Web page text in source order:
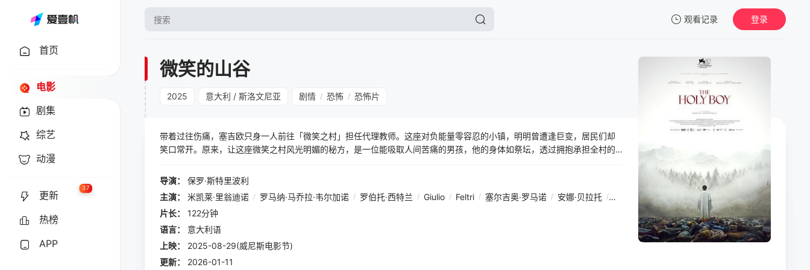
观看记录
暂无观看影片的记录
登录
首页
电影
剧集
综艺
动漫
更新
37
热榜
APP
微笑的山谷
2025 意大利 / 斯洛文尼亚 剧情 / 恐怖 / 恐怖片
带着过往伤痛，塞吉欧只身一人前往「微笑之村」担任代理教师。这座对负能量零容忍的小镇，明明曾遭逢巨变，居民们却
笑口常开。原来，让这座微笑之村风光明媚的秘方，是一位能吸取人间苦痛的男孩，他的身体如祭坛，透过拥抱承担全村的
人间敞开。
导演：
保罗·斯特里波利
主演：
米凯莱·里翁迪诺 / 罗马纳·马乔拉·韦尔加诺 / 罗伯托·西特兰 / Giulio / Feltri / 塞尔吉奥·罗马诺 / 安娜·贝拉托 / Sandra / Toffolatti Gabriele Benedetti
片长：
122分钟
语言：
意大利语
上映：
2025-08-29(威尼斯电影节)
更新：
2026-01-11